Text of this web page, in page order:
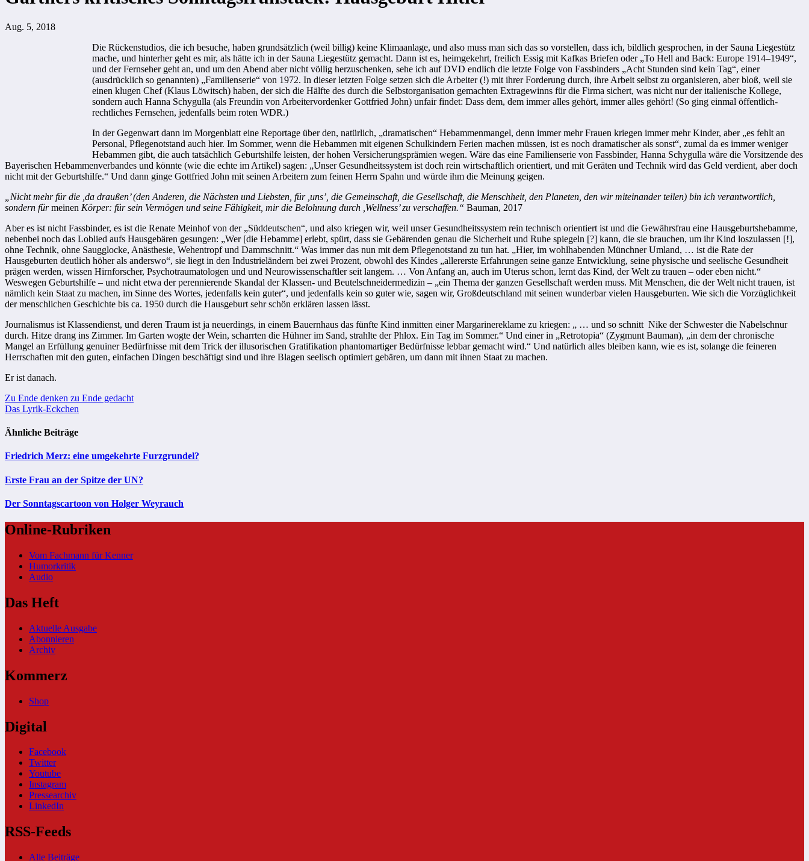
Aug. 5, 2018
Die Rückenstudios, die ich besuche, haben grundsätzlich (weil billig) keine Klimaanlage, und also muss man sich das so vorstellen, dass ich, bildlich gesprochen, in der Sauna Liegestütz
mache, und hinterher geht es mir, als hätte ich in der Sauna Liegestütz gemacht. Dann ist es, heimgekehrt, freilich Essig mit Kafkas Briefen oder „To Hell and Back: Europe 1914–1949“,
und der Fernseher geht an, und um den Abend aber nicht völlig herzuschenken, sehe ich auf DVD endlich die letzte Folge von Fassbinders „Acht Stunden sind kein Tag“, einer
(ausdrücklich so genannten) „Familienserie“ von 1972. In dieser letzten Folge setzen sich die Arbeiter (!) mit ihrer Forderung durch, ihre Arbeit selbst zu organisieren, aber bloß, weil sie
einen klugen Chef (Klaus Löwitsch) haben, der sich die Hälfte des durch die Selbstorganisation gemachten Extragewinns für die Firma sichert, was nicht nur der italienische Kollege,
sondern auch Hanna Schygulla (als Freundin von Arbeitervordenker Gottfried John) unfair findet: Dass dem, dem immer alles gehört, immer alles gehört! (So ging einmal öffentlich-
rechtliches Fernsehen, jedenfalls beim roten WDR.)
In der Gegenwart dann im Morgenblatt eine Reportage über den, natürlich, „dramatischen“ Hebammenmangel, denn immer mehr Frauen kriegen immer mehr Kinder, aber „es fehlt an
Personal, Pflegenotstand auch hier. Im Sommer, wenn die Hebammen mit eigenen Schulkindern Ferien machen müssen, ist es noch dramatischer als sonst“, zumal da es immer weniger
Hebammen gibt, die auch tatsächlich Geburtshilfe leisten, der hohen Versicherungsprämien wegen. Wäre das eine Familienserie von Fassbinder, Hanna Schygulla wäre die Vorsitzende des
Bayerischen Hebammenverbandes und könnte (wie die echte im Artikel) sagen: „Unser Gesundheitssystem ist doch rein wirtschaftlich orientiert, und mit Geräten und Technik wird das Geld verdient, aber doch
nicht mit der Geburtshilfe.“ Und dann ginge Gottfried John mit seinen Arbeitern zum feinen Herrn Spahn und würde ihm die Meinung geigen.
„Nicht mehr für die ,da draußen’ (den Anderen, die Nächsten und Liebsten, für ,uns’, die Gemeinschaft, die Gesellschaft, die Menschheit, den Planeten, den wir miteinander teilen) bin ich verantwortlich,
sondern fürmeinen Körper: für sein Vermögen und seine Fähigkeit, mir die Belohnung durch ,Wellness’ zu verschaffen.“ Bauman, 2017
Aber es ist nicht Fassbinder, es ist die Renate Meinhof von der „Süddeutschen“, und also kriegen wir, weil unser Gesundheitssystem rein technisch orientiert ist und die Gewährsfrau eine Hausgeburtshebamme,
nebenbei noch das Loblied aufs Hausgebären gesungen: „Wer [die Hebamme] erlebt, spürt, dass sie Gebärenden genau die Sicherheit und Ruhe spiegeln [?] kann, die sie brauchen, um ihr Kind loszulassen [!],
ohne Technik, ohne Saugglocke, Anästhesie, Wehentropf und Dammschnitt.“ Was immer das nun mit dem Pflegenotstand zu tun hat. „Hier, im wohlhabenden Münchner Umland, … ist die Rate der
Hausgeburten deutlich höher als anderswo“, sie liegt in den Industrieländern bei zwei Prozent, obwohl des Kindes „allererste Erfahrungen seine ganze Entwicklung, seine physische und seelische Gesundheit
prägen werden, wissen Hirnforscher, Psychotraumatologen und und Neurowissenschaftler seit langem. … Von Anfang an, auch im Uterus schon, lernt das Kind, der Welt zu trauen – oder eben nicht.“
Weswegen Geburtshilfe – und nicht etwa der perennierende Skandal der Klassen- und Beutelschneidermedizin – „ein Thema der ganzen Gesellschaft werden muss. Mit Menschen, die der Welt nicht trauen, ist
nämlich kein Staat zu machen, im Sinne des Wortes, jedenfalls kein guter“, und jedenfalls kein so guter wie, sagen wir, Großdeutschland mit seinen wunderbar vielen Hausgeburten. Wie sich die Vorzüglichkeit
der menschlichen Geschichte bis ca. 1950 durch die Hausgeburt sehr schön erklären lassen lässt.
Journalismus ist Klassendienst, und deren Traum ist ja neuerdings, in einem Bauernhaus das fünfte Kind inmitten einer Margarinereklame zu kriegen: „ … und so schnitt Nike der Schwester die Nabelschnur
durch. Hitze drang ins Zimmer. Im Garten wogte der Wein, scharrten die Hühner im Sand, strahlte der Phlox. Ein Tag im Sommer.“ Und einer in „Retrotopia“ (Zygmunt Bauman), „in dem der chronische
Mangel an Erfüllung genuiner Bedürfnisse mit dem Trick der illusorischen Gratifikation phantomartiger Bedürfnisse lebbar gemacht wird.“ Und natürlich alles bleiben kann, wie es ist, solange die feineren
Herrschaften mit den guten, einfachen Dingen beschäftigt sind und ihre Blagen seelisch optimiert gebären, um dann mit ihnen Staat zu machen.
Er ist danach.
Beitragsnavigation
Zu Ende denken zu Ende gedacht
Das Lyrik-Eckchen
Ähnliche Beiträge
Friedrich Merz: eine umgekehrte Furzgrundel?
Erste Frau an der Spitze der UN?
Der Sonntagscartoon von Holger Weyrauch
Online-Rubriken
Vom Fachmann für Kenner
Humorkritik
Audio
Das Heft
Aktuelle Ausgabe
Abonnieren
Archiv
Kommerz
Shop
Digital
Facebook
Twitter
Youtube
Instagram
Pressearchiv
LinkedIn
RSS-Feeds
Alle Beiträge